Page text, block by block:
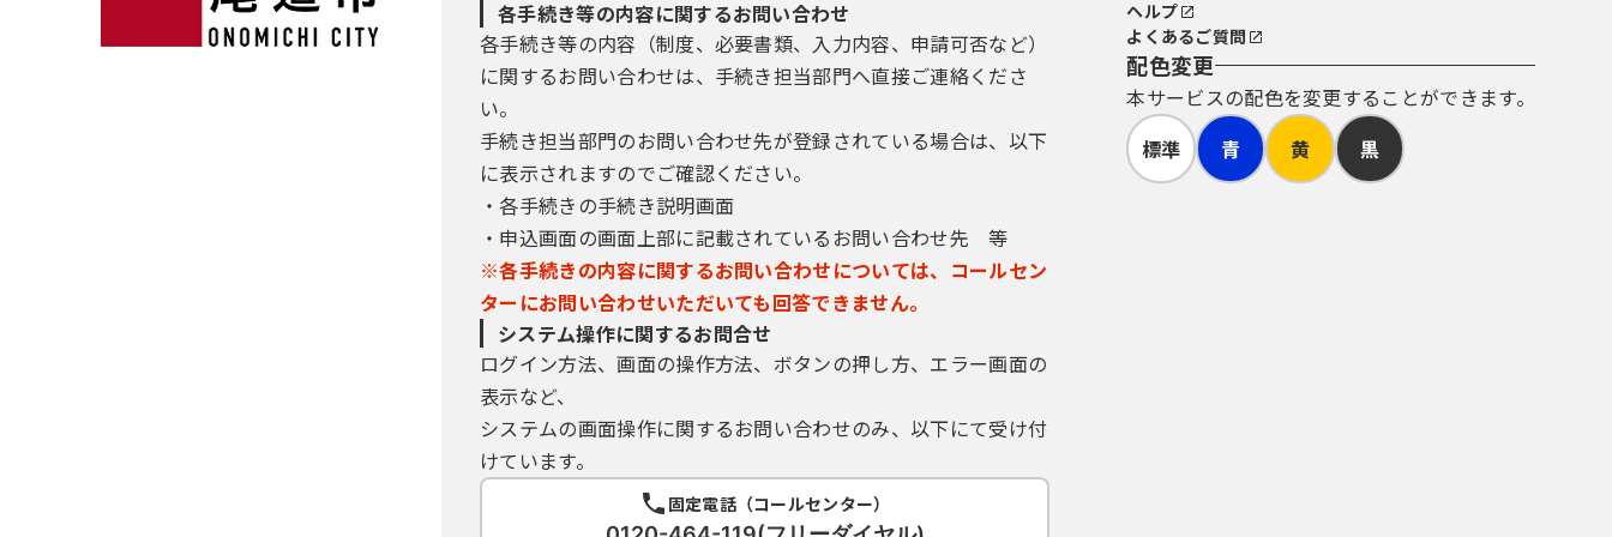
各手続き等の内容に関するお問い合わせ
各手続き等の内容（制度、必要書類、入力内容、申請可否など）
に関するお問い合わせは、手続き担当部門へ直接ご連絡くださ
い。
手続き担当部門のお問い合わせ先が登録されている場合は、以下
に表示されますのでご確認ください。
・各手続きの手続き説明画面
・申込画面の画面上部に記載されているお問い合わせ先 等
※各手続きの内容に関するお問い合わせについては、コールセン
ターにお問い合わせいただいても回答できません。
システム操作に関するお問合せ
ログイン方法、画面の操作方法、ボタンの押し方、エラー画面の
表示など、
システムの画面操作に関するお問い合わせのみ、以下にて受け付
けています。
固定電話（コールセンター）
ヘルプ
よくあるご質問
配色変更
本サービスの配色を変更することができます。
標準
青 黄 黒